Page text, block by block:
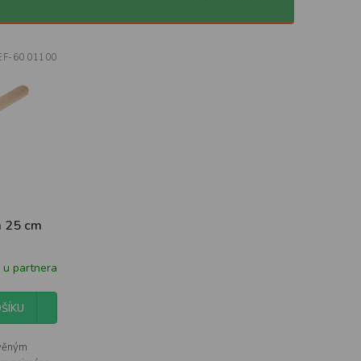
25 cm
u partnera
60.01100